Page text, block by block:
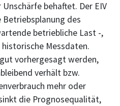
behaftet. Der EIV
des
betriebliche Last -,
Messdaten.
vorhergesagt werden,
verhält bzw.
mehr oder
die Prognosequalität,